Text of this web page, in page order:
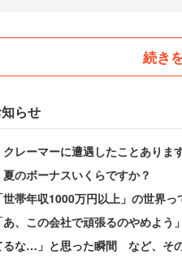
続き
らせ
クレーマーに遭遇したことありま
夏のボーナスいくらですか？
世帯年収1000万円以上」の世界
あ、この会社で頑張るのやめよう
るな…」と思った瞬間 など、そ